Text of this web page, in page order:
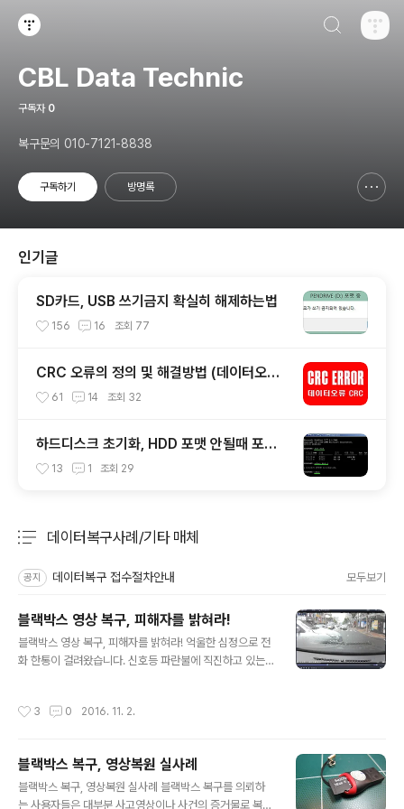
CBL Data Technic
구독자 0
복구문의 010-7121-8838
구독하기 방명록
인기글
SD카드, USB 쓰기금지 확실히 해제하는법
156 16 조회 77
CRC 오류의 정의 및 해결방법 (데이터오류
CRC)
61 14 조회 32
하드디스크 초기화, HDD 포맷 안될때 포맷
하는 방법
13 1 조회 29
데이터복구사례/기타 매체
공지 데이터복구 접수절차안내 모두보기
블랙박스 영상 복구, 피해자를 밝혀라!
블랙박스 영상 복구, 피해자를 밝혀라! 억울한 심정으로 전
화 한통이 걸려왔습니다. 신호등 파란불에 직진하고 있는
않고 있다고 합니다. 다른 영상은 괜찮은데 하필 사고 영상
입고: 서울 지역 방문접수 손상매체명: 블랙박스 사용 SD
카드 8GB 손상증상: 블랙박스 영상중 사고 영상만 플레이
안됨/ 손상파일로 나옴 중요데이터: 파란불 신호등이 촬영
3 0 2016. 11. 2.
블랙박스 복구, 영상복원 실사례
블랙박스 복구, 영상복원 실사례 블랙박스 복구를 의뢰하
는 사용자들은 대부분 사고영상이나 사건의 증거물로 복구